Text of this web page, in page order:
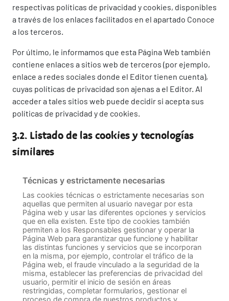
respectivas políticas de privacidad y cookies, disponibles
a través de los enlaces facilitados en el apartado Conoce
a los terceros.
Por último, le informamos que esta Página Web también
contiene enlaces a sitios web de terceros (por ejemplo,
enlace a redes sociales donde el Editor tienen cuenta),
cuyas políticas de privacidad son ajenas a el Editor. Al
acceder a tales sitios web puede decidir si acepta sus
políticas de privacidad y de cookies.
3.2. Listado de las cookies y tecnologías
similares
Técnicas y estrictamente necesarias
Las cookies técnicas o estrictamente necesarias son
aquellas que permiten al usuario navegar por esta
Página web y usar las diferentes opciones y servicios
que en ella existen. Este tipo de cookies también
permiten a los Responsables gestionar y operar la
Página Web para garantizar que funcione y habilitar
las distintas funciones y servicios que se incorporan
en la misma, por ejemplo, controlar el tráfico de la
Página web, el fraude vinculado a la seguridad de la
misma, establecer las preferencias de privacidad del
usuario, permitir el inicio de sesión en áreas
restringidas, completar formularios, gestionar el